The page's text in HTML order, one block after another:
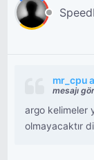
mr_cpu
mesajı
argo kelimeler
olmayacaktır